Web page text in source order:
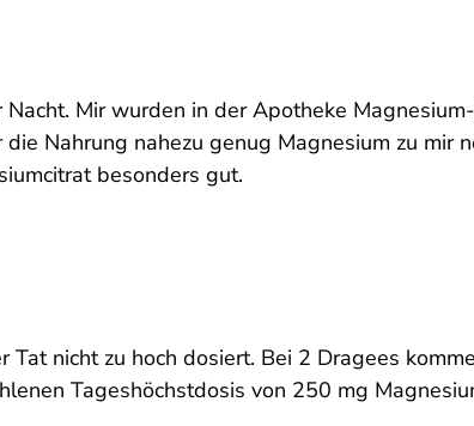
Mir wurden in der Apotheke
Nahrung nahezu genug Magnesium zu mir
besonders gut.
nicht zu hoch dosiert. Bei 2 Dragees
Tageshöchstdosis von 250 mg